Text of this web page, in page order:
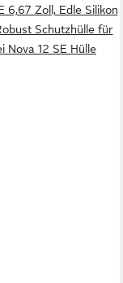
6,67 Zoll, Edle Silikon
Schutzhülle für
Nova 12 SE Hülle